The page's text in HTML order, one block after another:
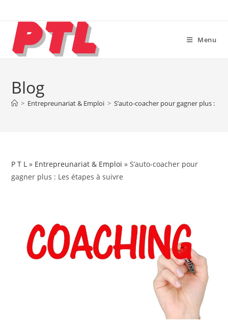
content
Menu
Blog
> Entrepreunariat & Emploi > S’auto-coacher pour gagner plus :
P T L » Entrepreunariat & Emploi » S’auto-coacher pour
gagner plus : Les étapes à suivre